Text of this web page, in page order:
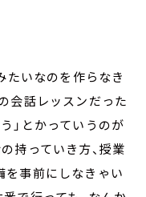
たいなのを作らなき
会話レッスンだった
」とかっていうのが
持っていき方、授業
を事前にしなきゃい